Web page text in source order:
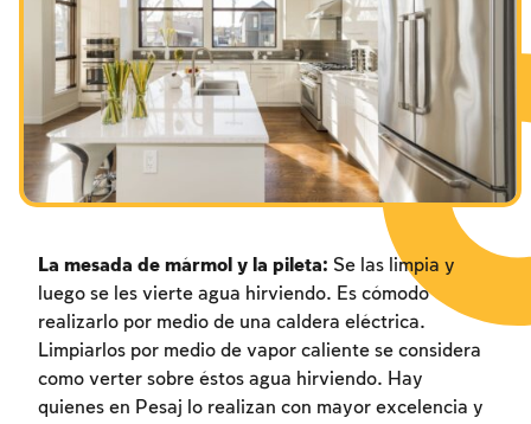
Los ayunos por la destrucción del Templo
Janucá
Purim
La mesada de mármol y la pileta: Se las limpia y
luego se les vierte agua hirviendo. Es cómodo
realizarlo por medio de una caldera eléctrica.
Limpiarlos por medio de vapor caliente se considera
como verter sobre éstos agua hirviendo. Hay
quienes en Pesaj lo realizan con mayor excelencia y